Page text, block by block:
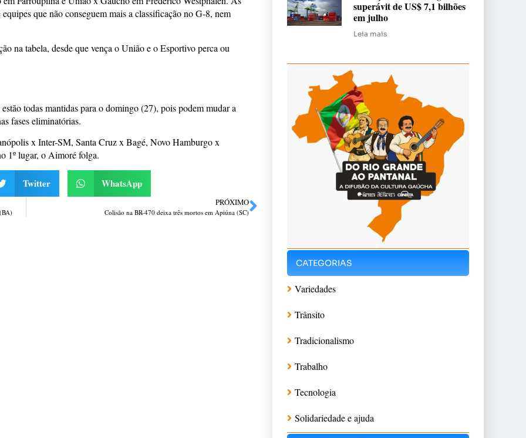
que não conseguem mais a classificação no G-8, nem
na tabela, desde que vença o União e o Esportivo perca ou
todas mantidas para o domingo (27), pois podem mudar a
fases eliminatórias.
x Inter-SM, Santa Cruz x Bagé, Novo Hamburgo x
1º lugar, o Aimoré folga.
Twitter WhatsApp
PRÓXIMO
Colisão na BR-470 deixa três mortos em Apiúna (SC)
superávit de US$ 7,1 bilhões
em julho
Leia mais
CATEGORIAS
Variedades
Trânsito
Tradicionalismo
Trabalho
Tecnologia
Solidariedade e ajuda